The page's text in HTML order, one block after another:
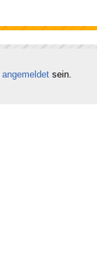
angemeldet sein.